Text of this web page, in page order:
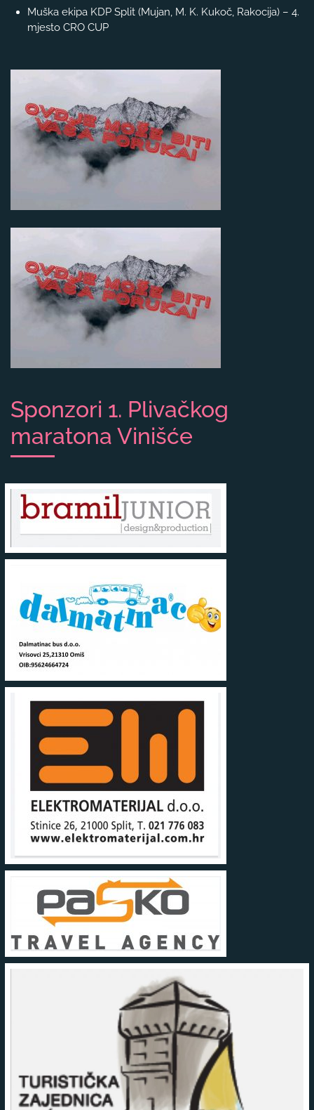
Muška ekipa KDP Split (Mujan, M. K. Kukoč, Rakocija) – 4.
mjesto CRO CUP
Sponzori 1. Plivačkog
maratona Vinišće